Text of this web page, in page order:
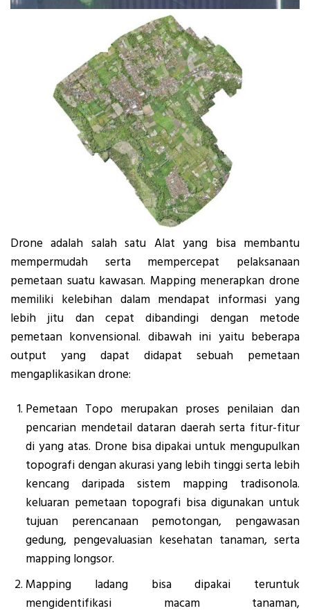
Drone adalah salah satu Alat yang bisa membantu
mempermudah serta mempercepat pelaksanaan
pemetaan suatu kawasan. Mapping menerapkan drone
memiliki kelebihan dalam mendapat informasi yang
lebih jitu dan cepat dibandingi dengan metode
pemetaan konvensional. dibawah ini yaitu beberapa
output yang dapat didapat sebuah pemetaan
mengaplikasikan drone:
Pemetaan Topo merupakan proses penilaian dan
pencarian mendetail dataran daerah serta fitur-fitur
di yang atas. Drone bisa dipakai untuk mengupulkan
topografi dengan akurasi yang lebih tinggi serta lebih
kencang daripada sistem mapping tradisonola.
keluaran pemetaan topografi bisa digunakan untuk
tujuan perencanaan pemotongan, pengawasan
gedung, pengevaluasian kesehatan tanaman, serta
mapping longsor.
Mapping ladang bisa dipakai teruntuk
mengidentifikasi macam tanaman,